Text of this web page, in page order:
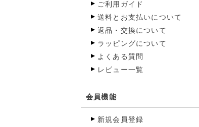
ご利用ガイド
送料とお支払いについて
返品・交換について
ラッピングについて
よくある質問
レビュー一覧
会員機能
新規会員登録